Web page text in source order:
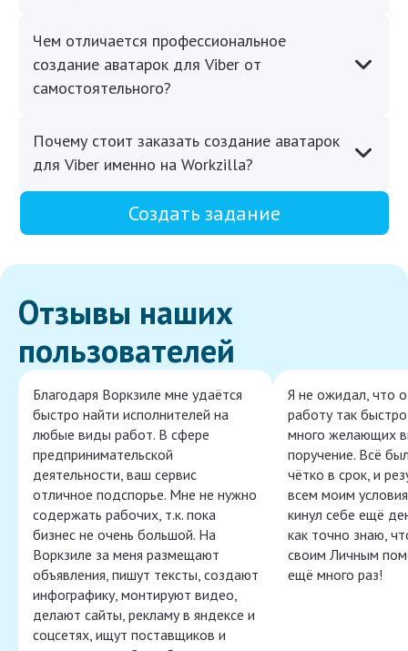
Чем отличается профессиональное
создание аватарок для Viber от
самостоятельного?
Почему стоит заказать создание аватарок
для Viber именно на Workzilla?
Создать задание
Отзывы наших
пользователей
Благодаря Воркзиле мне удаётся
быстро найти исполнителей на
любые виды работ. В сфере
предпринимательской
деятельности, ваш сервис
отличное подспорье. Мне не нужно
содержать рабочих, т.к. пока
бизнес не очень большой. На
Воркзиле за меня размещают
объявления, пишут тексты, создают
инфографику, монтируют видео,
делают сайты, рекламу в яндексе и
соцсетях, ищут поставщиков и
Я не ожидал, что
работу так
много желающих
поручение. Всё
чётко в срок, и
всем моим
кинул себе ещё
как точно знаю,
своим Личным
ещё много раз!